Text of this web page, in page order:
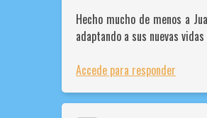
Hecho mucho de menos a
adaptando a sus nuevas
Accede para responder